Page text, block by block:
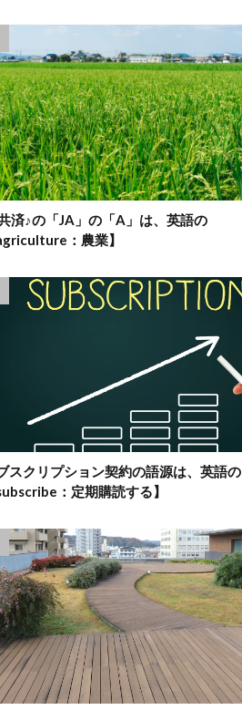
済♪の「JA」の「A」は、英語の
agriculture：農業】
スクリプション契約の語源は、英語の
：定期購読する】